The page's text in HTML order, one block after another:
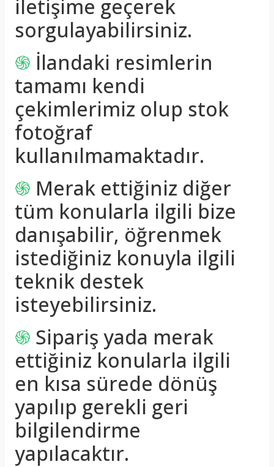
iletişime geçerek
sorgulayabilirsiniz.
֍ İlandaki resimlerin
tamamı kendi
çekimlerimiz olup stok
fotoğraf
kullanılmamaktadır.
֍ Merak ettiğiniz diğer
tüm konularla ilgili bize
danışabilir, öğrenmek
istediğiniz konuyla ilgili
teknik destek
isteyebilirsiniz.
֍ Sipariş yada merak
ettiğiniz konularla ilgili
en kısa sürede dönüş
yapılıp gerekli geri
bilgilendirme
yapılacaktır.